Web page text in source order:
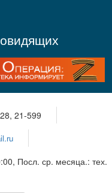
21-599
Посл. ср. месяца.: тех.